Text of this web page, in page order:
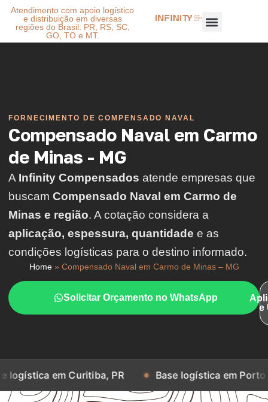
Atendimento com apoio logístico
e distribuição em diversas
regiões do Brasil: PR, RS, SC,
GO, TO e MT.
FORNECIMENTO DE COMPENSADO NAVAL
Compensado Naval em Carmo
de Minas - MG
A Infinity Compensados atende empresas que
buscam Compensado Naval em Carmo de
Minas e região. A cotação considera a
aplicação, espessura, quantidade e as
condições logísticas para o destino informado.
Home» Compensado Naval em Carmo de Minas – MG
Solicitar Orçamento no WhatsApp
e
Curitiba, PR Base logística em Porto Alegre, RS